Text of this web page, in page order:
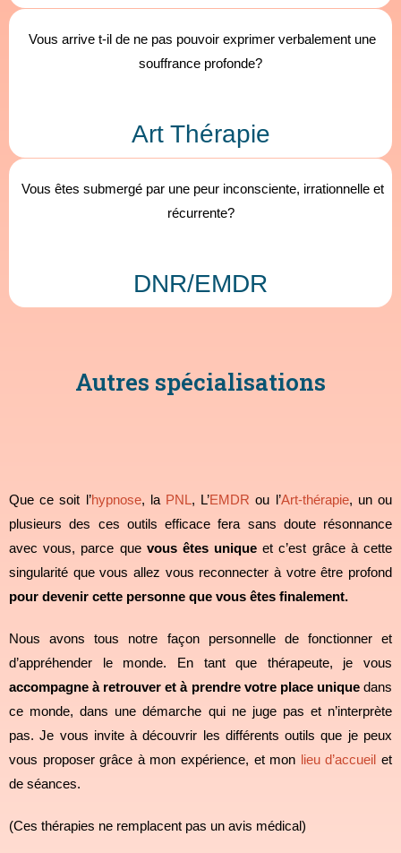
Vous arrive t-il de ne pas pouvoir exprimer verbalement une
souffrance profonde?
Art Thérapie
Vous êtes submergé par une peur inconsciente, irrationnelle et
récurrente?
DNR/EMDR
Autres spécialisations
Que ce soit l’hypnose, la PNL , L’EMDR ou l’Art-thérapie, un ou
plusieurs des ces outils efficace fera sans doute résonnance
avec vous, parce que vous êtes unique et c’est grâce à cette
singularité que vous allez vous reconnecter à votre être profond
pour devenir cette personne que vous êtes finalement.
Nous avons tous notre façon personnelle de fonctionner et
d’appréhender le monde. En tant que thérapeute, je vous
accompagne à retrouver et à prendre votre place uniquedans
ce monde, dans une démarche qui ne juge pas et n’interprète
pas. Je vous invite à découvrir les différents outils que je peux
vous proposer grâce à mon expérience, et mon lieu d’accueil et
de séances.
(Ces thérapies ne remplacent pas un avis médical)